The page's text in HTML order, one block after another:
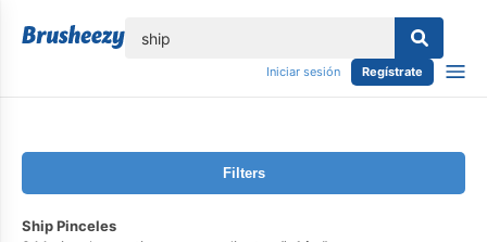
Iniciar sesión Regístrate
Filters
Ship Pinceles